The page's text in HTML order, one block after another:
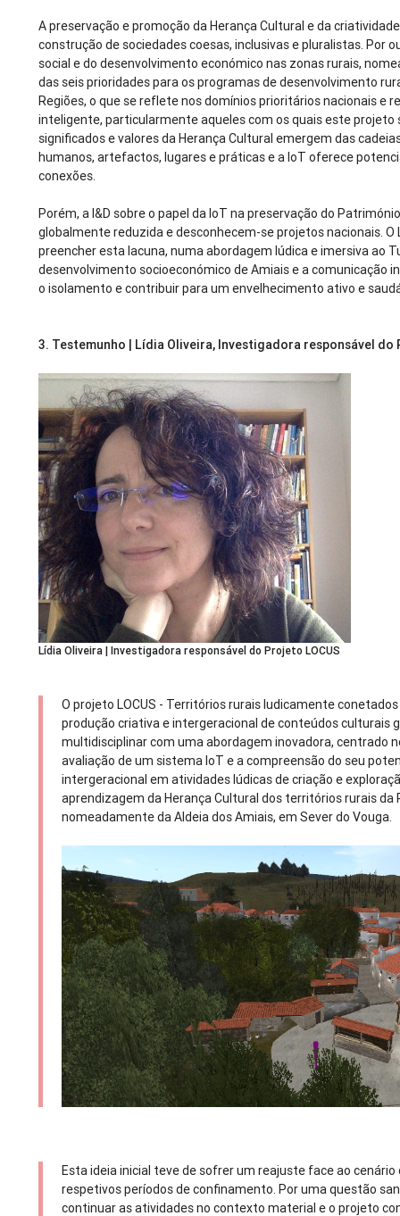
A preservação e promoção da Herança Cultural e da
construção de sociedades coesas, inclusivas e pluralistas. Por
social e do desenvolvimento económico nas zonas rurais,
das seis prioridades para os programas de desenvolvimento
Regiões, o que se reflete nos domínios prioritários nacionais e
inteligente, particularmente aqueles com os quais este projeto
significados e valores da Herança Cultural emergem das
humanos, artefactos, lugares e práticas e a IoT oferece
conexões.
Porém, a I&D sobre o papel da IoT na preservação do
globalmente reduzida e desconhecem-se projetos nacionais. O
preencher esta lacuna, numa abordagem lúdica e imersiva ao
desenvolvimento socioeconómico de Amiais e a comunicação
o isolamento e contribuir para um envelhecimento ativo e
3. Testemunho | Lídia Oliveira, Investigadora responsável do
Lídia Oliveira | Investigadora responsável do Projeto LOCUS
O projeto LOCUS - Territórios rurais ludicamente
produção criativa e intergeracional de conteúdos culturais
multidisciplinar com uma abordagem inovadora, centrado
avaliação de um sistema IoT e a compreensão do seu
intergeracional em atividades lúdicas de criação e
aprendizagem da Herança Cultural dos territórios rurais da
nomeadamente da Aldeia dos Amiais, em Sever do Vouga.
Esta ideia inicial teve de sofrer um reajuste face ao cenário
respetivos períodos de confinamento. Por uma questão
continuar as atividades no contexto material e o projeto